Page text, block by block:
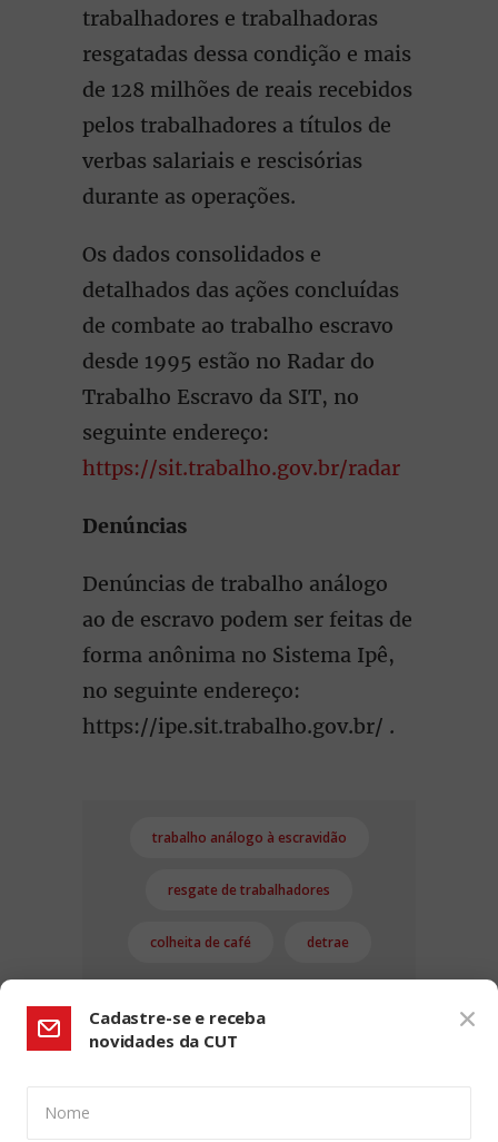
trabalhadores e trabalhadoras
resgatadas dessa condição e mais
de 128 milhões de reais recebidos
pelos trabalhadores a títulos de
verbas salariais e rescisórias
durante as operações.
Os dados consolidados e
detalhados das ações concluídas
de combate ao trabalho escravo
desde 1995 estão no Radar do
Trabalho Escravo da SIT, no
seguinte endereço:
https://sit.trabalho.gov.br/radar
Denúncias
Denúncias de trabalho análogo
ao de escravo podem ser feitas de
forma anônima no Sistema Ipê,
no seguinte endereço:
https://ipe.sit.trabalho.gov.br/ .
trabalho análogo à escravidão
resgate de trabalhadores
colheita de café detrae
Cadastre-se e receba
novidades da CUT
Nome